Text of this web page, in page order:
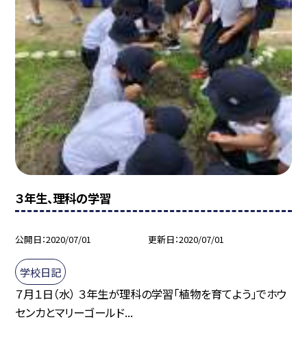
３年生、理科の学習
公開日 2020/07/01 更新日 2020/07/01
学校日記
７月１日（水） ３年生が理科の学習「植物を育てよう」でホウ
センカとマリーゴールド...